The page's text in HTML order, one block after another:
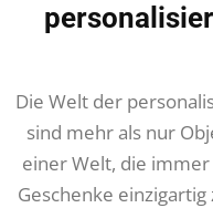
Die Welt der
sind mehr als nur
einer Welt, die
Geschenke